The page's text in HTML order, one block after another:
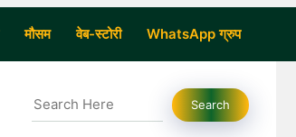
मौसम वेब-स्टोरी WhatsApp ग्रुप
Search Search